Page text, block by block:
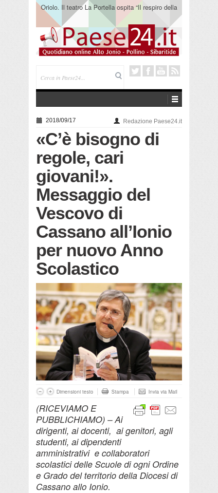
Oriolo. Il teatro La Portella ospita “Il respiro della
terra” del collettivo 365
2018/09/17 Redazione Paese24.it
«C’è bisogno di
regole, cari
giovani!».
Messaggio del
Vescovo di
Cassano all’Ionio
per nuovo Anno
Scolastico
Dimensioni testo Stampa Invia via Mail
(RICEVIAMO E
PUBBLICHIAMO) – Ai
dirigenti, ai docenti, ai genitori, agli
studenti, ai dipendenti
amministrativi e collaboratori
scolasticidelle Scuole di ogni Ordine
e Grado del territorio della Diocesi di
Cassano allo Ionio.